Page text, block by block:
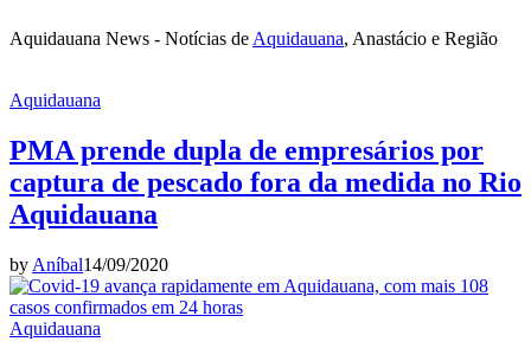
Aquidauana News - Notícias de Aquidauana, Anastácio e Região
Aquidauana
PMA prende dupla de empresários por
captura de pescado fora da medida no Rio
Aquidauana
by Aníbal14/09/2020
Aquidauana